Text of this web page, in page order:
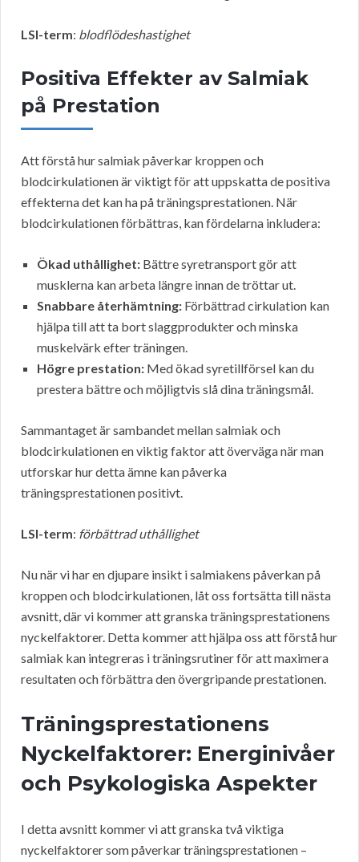
LSI-term: blodflödeshastighet
Positiva Effekter av Salmiak
på Prestation
Att förstå hur salmiak påverkar kroppen och
blodcirkulationen är viktigt för att uppskatta de positiva
effekterna det kan ha på träningsprestationen. När
blodcirkulationen förbättras, kan fördelarna inkludera:
Ökad uthållighet: Bättre syretransport gör att
musklerna kan arbeta längre innan de tröttar ut.
Snabbare återhämtning: Förbättrad cirkulation kan
hjälpa till att ta bort slaggprodukter och minska
muskelvärk efter träningen.
Högre prestation: Med ökad syretillförsel kan du
prestera bättre och möjligtvis slå dina träningsmål.
Sammantaget är sambandet mellan salmiak och
blodcirkulationen en viktig faktor att överväga när man
utforskar hur detta ämne kan påverka
träningsprestationen positivt.
LSI-term: förbättrad uthållighet
Nu när vi har en djupare insikt i salmiakens påverkan på
kroppen och blodcirkulationen, låt oss fortsätta till nästa
avsnitt, där vi kommer att granska träningsprestationens
nyckelfaktorer. Detta kommer att hjälpa oss att förstå hur
salmiak kan integreras i träningsrutiner för att maximera
resultaten och förbättra den övergripande prestationen.
Träningsprestationens
Nyckelfaktorer: Energinivåer
och Psykologiska Aspekter
I detta avsnitt kommer vi att granska två viktiga
nyckelfaktorer som påverkar träningsprestationen –